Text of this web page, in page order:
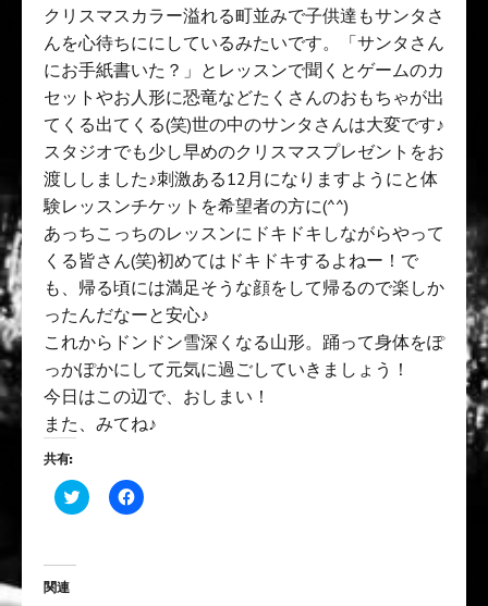
クリスマスカラー溢れる町並みで子供達もサンタさ
んを心待ちににしているみたいです。「サンタさん
にお手紙書いた？」とレッスンで聞くとゲームのカ
セットやお人形に恐竜などたくさんのおもちゃが出
てくる出てくる(笑)世の中のサンタさんは大変です♪
スタジオでも少し早めのクリスマスプレゼントをお
渡ししました♪刺激ある12月になりますようにと体
験レッスンチケットを希望者の方に(^^)
あっちこっちのレッスンにドキドキしながらやって
くる皆さん(笑)初めてはドキドキするよねー！で
も、帰る頃には満足そうな顔をして帰るので楽しか
ったんだなーと安心♪
これからドンドン雪深くなる山形。踊って身体をぽ
っかぽかにして元気に過ごしていきましょう！
今日はこの辺で、おしまい！
また、みてね♪
共有:
ク
リ
F
a
関連